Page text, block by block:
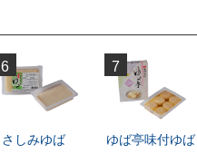
6
さしみゆば
7
ゆば亭味付ゆば